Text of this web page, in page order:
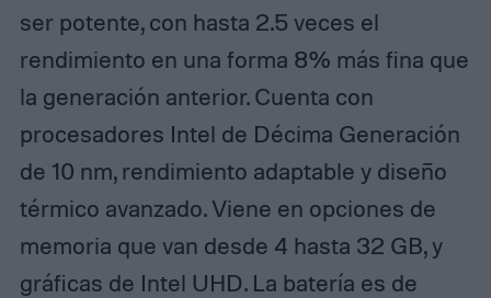
ser potente, con hasta 2.5 veces el
rendimiento en una forma 8% más fina que
la generación anterior. Cuenta con
procesadores Intel de Décima Generación
de 10 nm, rendimiento adaptable y diseño
térmico avanzado. Viene en opciones de
memoria que van desde 4 hasta 32 GB, y
gráficas de Intel UHD. La batería es de